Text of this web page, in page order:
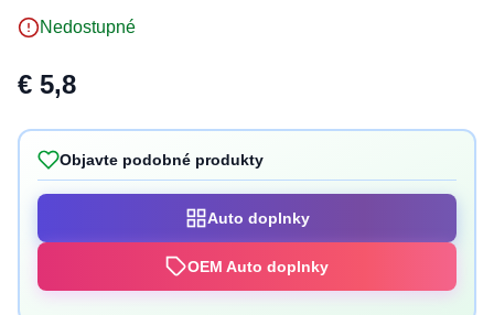
Nedostupné
€ 5,8
Objavte podobné produkty
Auto doplnky
OEM Auto doplnky